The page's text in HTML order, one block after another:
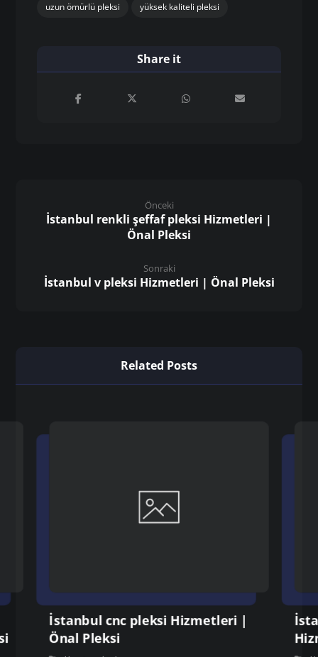
uzun ömürlü pleksi yüksek kaliteli pleksi
Önceki
İstanbul renkli şeffaf pleksi Hizmetleri |
Önal Pleksi
Sonraki
İstanbul v pleksi Hizmetleri | Önal Pleksi
Related Posts
İstanbul cnc pleksi Hizmetleri |
Önal Pleksi